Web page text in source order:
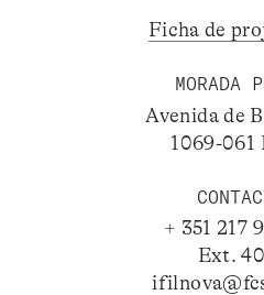
Ficha de
MORADA
Avenida de
1069-061
+ 351 217
Ext.